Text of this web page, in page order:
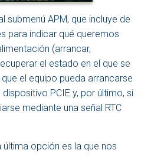
submenú APM, que incluye de
para indicar qué queremos
(arrancar,
el estado en el que se
el equipo pueda arrancarse
PCIE y, por último, si
mediante una señal RTC
opción es la que nos